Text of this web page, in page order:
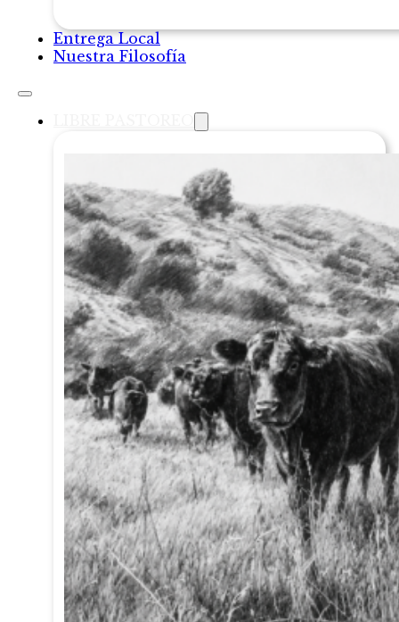
Entrega Local
Nuestra Filosofía